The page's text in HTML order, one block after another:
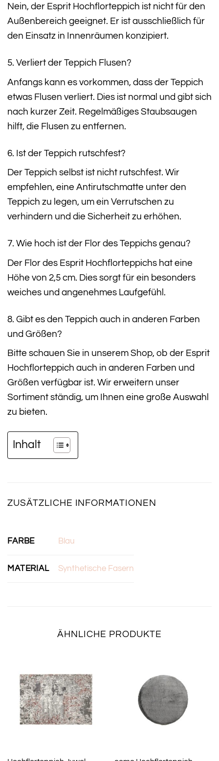
Nein, der Esprit Hochflorteppich ist nicht für den
Außenbereich geeignet. Er ist ausschließlich für
den Einsatz in Innenräumen konzipiert.
5. Verliert der Teppich Flusen?
Anfangs kann es vorkommen, dass der Teppich
etwas Flusen verliert. Dies ist normal und gibt sich
nach kurzer Zeit. Regelmäßiges Staubsaugen
hilft, die Flusen zu entfernen.
6. Ist der Teppich rutschfest?
Der Teppich selbst ist nicht rutschfest. Wir
empfehlen, eine Antirutschmatte unter den
Teppich zu legen, um ein Verrutschen zu
verhindern und die Sicherheit zu erhöhen.
7. Wie hoch ist der Flor des Teppichs genau?
Der Flor des Esprit Hochflorteppichs hat eine
Höhe von 2,5 cm. Dies sorgt für ein besonders
weiches und angenehmes Laufgefühl.
8. Gibt es den Teppich auch in anderen Farben
und Größen?
Bitte schauen Sie in unserem Shop, ob der Esprit
Hochflorteppich auch in anderen Farben und
Größen verfügbar ist. Wir erweitern unser
Sortiment ständig, um Ihnen eine große Auswahl
zu bieten.
Inhalt
ZUSÄTZLICHE INFORMATIONEN
FARBE Blau
MATERIAL Synthetische Fasern
ÄHNLICHE PRODUKTE